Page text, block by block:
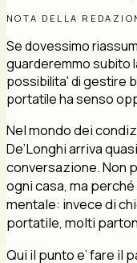
NOTA DELLA
Se dovessimo
guarderemmo subito
possibilita' di gestire
portatile ha senso
Nel mondo dei
De’Longhi arriva
conversazione. Non
ogni casa, ma
mentale: invece di
portatile, molti
Qui il punto e’ fare il